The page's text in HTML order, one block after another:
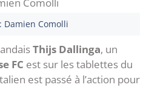
Damien Comolli
Thijs Dallinga, un
FC est sur les tablettes du
est passé à l’action pour